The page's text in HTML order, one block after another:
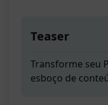
Teaser
Transforme seu
esboço de